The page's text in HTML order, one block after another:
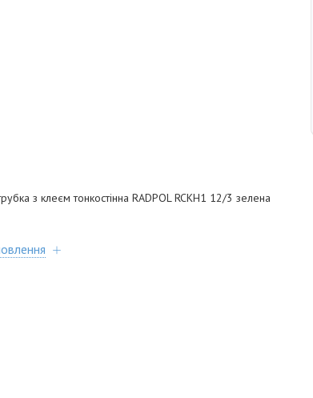
з клеєм тонкостінна RADPOL RCKH1 12/3 зелена